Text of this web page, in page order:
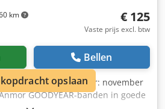
km € 125
Vaste prijs excl. btw
Bellen
2010, Bouwjaar: november
GOODYEAR-banden in goede
opslaan